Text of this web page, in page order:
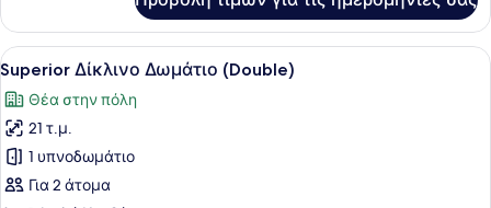
Room
Προβολή
όλων
των
φωτογραφιών
για
Superior
Ένα σύγχρονο δωμάτιο
7
Superior Δίκλινο Δωμάτιο (Double)
Θέα στην πόλη
21 τ.μ.
1 υπνοδωμάτιο
Για 2 άτομα